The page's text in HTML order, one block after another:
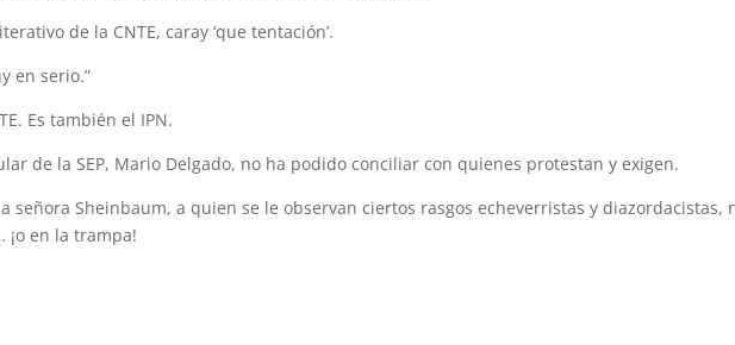
de la CNTE, caray ‘que tentación’.
en serio.”
Es también el IPN.
de la SEP, Mario Delgado, no ha podido conciliar con quienes protestan y exigen.
señora Sheinbaum, a quien se le observan ciertos rasgos echeverristas y diazordacistas,
¡o en la trampa!